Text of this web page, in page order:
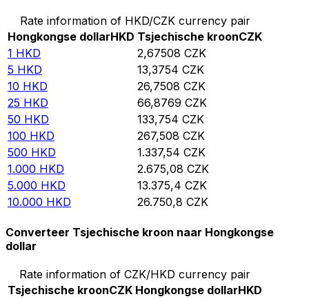
Rate information of HKD/CZK currency pair
Hongkongse dollarHKD Tsjechische kroonCZK
1 HKD 2,67508 CZK
5 HKD 13,3754 CZK
10 HKD 26,7508 CZK
25 HKD 66,8769 CZK
50 HKD 133,754 CZK
100 HKD 267,508 CZK
500 HKD 1.337,54 CZK
1.000 HKD 2.675,08 CZK
5.000 HKD 13.375,4 CZK
10.000 HKD 26.750,8 CZK
Converteer Tsjechische kroon naar Hongkongse
dollar
Rate information of CZK/HKD currency pair
Tsjechische kroonCZK Hongkongse dollarHKD